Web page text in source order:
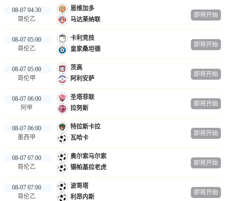
08-07 04:30
哥伦乙
恩维加多
马达莱纳联
即将开始
08-07 05:00
哥伦乙
卡利竞技
皇家桑坦德
即将开始
08-07 05:00
哥伦甲
茨高
阿利安萨
即将开始
08-07 06:00
阿甲
圣塔菲联
拉努斯
即将开始
08-07 06:00
墨西甲
特拉斯卡拉
瓦哈卡
即将开始
08-07 07:00
哥伦乙
奥尔索马尔索
锡帕基拉老虎
即将开始
08-07 07:00
哥伦乙
波哥塔
利昂内斯
即将开始